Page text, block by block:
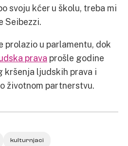
svoju kćer u školu, treba mi
Seibezzi.
prolazio u parlamentu, dok
prava prošle godine
ljudskih prava i
životnom partnerstvu.
kulturnjaci